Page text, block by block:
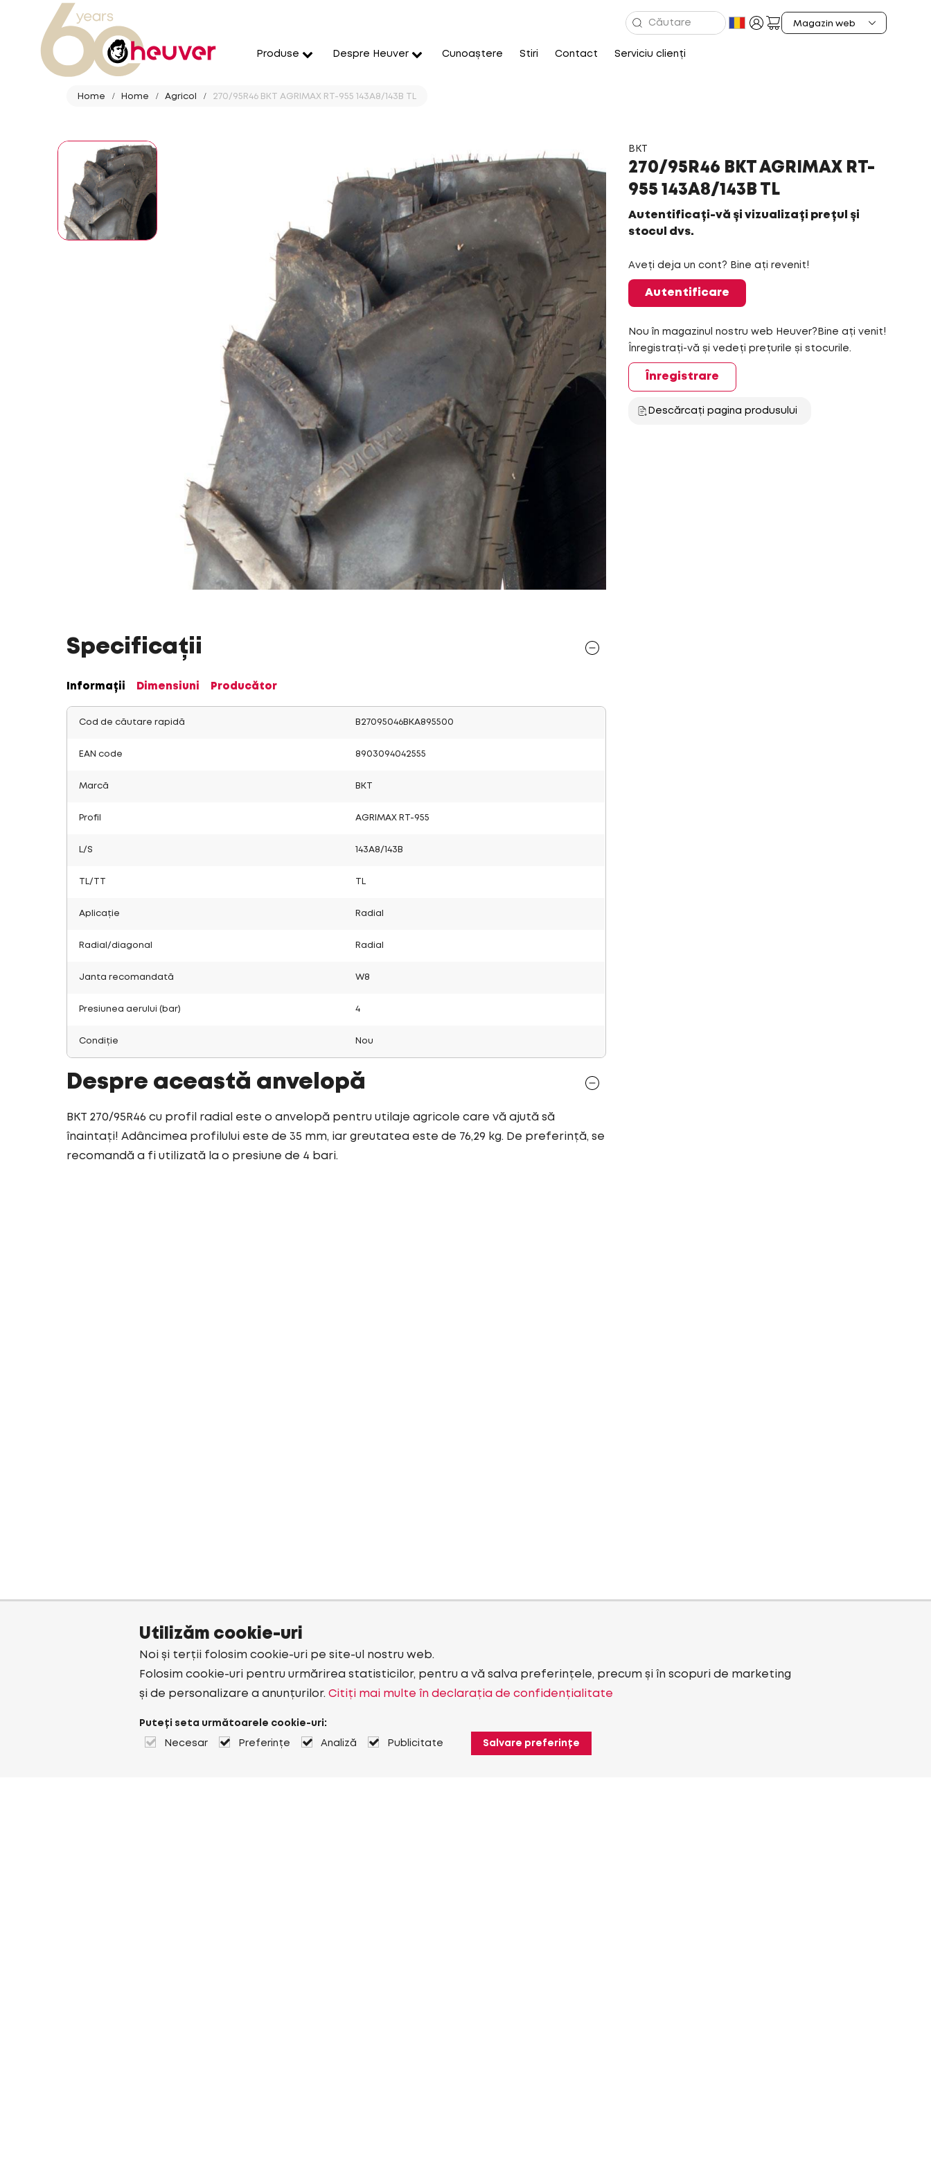
Produse Despre Heuver Cunoaștere Stiri Contact Serviciu clienți
Home Home Agricol 270/95R46 BKT AGRIMAX RT-955 143A8/143B TL
BKT
270/95R46 BKT AGRIMAX RT-
955 143A8/143B TL
Autentificați-vă și vizualizați prețul și
stocul dvs.
Aveți deja un cont? Bine ați revenit!
Autentificare
Nou în magazinul nostru web Heuver?Bine ați venit!
Înregistrați-vă și vedeți prețurile și stocurile.
Înregistrare
Descărcați pagina produsului
Specificații
Informații Dimensiuni Producător
Cod de căutare rapidă B27095046BKA895500
EAN code 8903094042555
Marcă BKT
Profil AGRIMAX RT-955
L/S 143A8/143B
TL/TT
Aplicație Radial
Radial/diagonal Radial
Janta recomandată W8
Presiunea aerului (bar) 4
Condiție Nou
Despre această anvelopă
BKT 270/95R46 cu profil radial este o anvelopă pentru utilaje agricole care vă ajută să
înaintați! Adâncimea profilului este de 35 mm, iar greutatea este de 76,29 kg. De preferință, se
recomandă a fi utilizată la o presiune de 4 bari.
Utilizăm cookie-uri
Noi și terții folosim cookie-uri pe site-ul nostru web.
Folosim cookie-uri pentru urmărirea statisticilor, pentru a vă salva preferințele, precum și în scopuri de marketing
și de personalizare a anunțurilor. Citiți mai multe în declarația de confidențialitate
Puteți seta următoarele cookie-uri:
Necesar Preferințe Analiză Publicitate Salvare preferințe